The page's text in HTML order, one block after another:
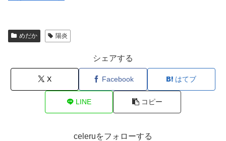
めだか 陽炎
シェアする
X Facebook はてブ
LINE コピー
celeruをフォローする